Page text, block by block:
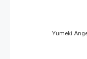
Yumeki